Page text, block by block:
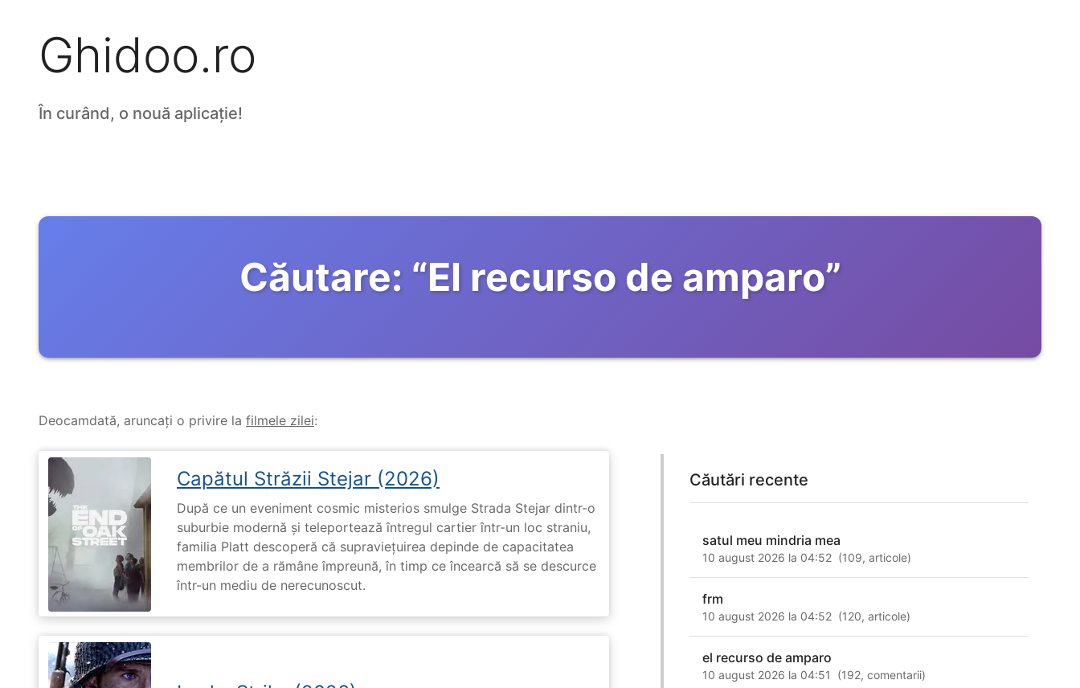
Ghidoo.ro
În curând, o nouă aplicație!
Căutare: “El recurso de amparo”
Deocamdată, aruncați o privire la filmele zilei:
Capătul Străzii Stejar (2026)
După ce un eveniment cosmic misterios smulge Strada Stejar dintr-o
suburbie modernă și teleportează întregul cartier într-un loc straniu,
familia Platt descoperă că supraviețuirea depinde de capacitatea
membrilor de a rămâne împreună, în timp ce încearcă să se descurce
într-un mediu de nerecunoscut.
Căutări recente
satul meu mindria mea
10 august 2026 la 04:52 (109,articole)
frm
10 august 2026 la 04:52 (120,articole)
el recurso de amparo
10 august 2026 la 04:51 (192,comentarii)